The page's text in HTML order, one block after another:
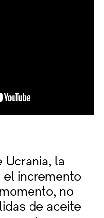
Ucrania, la
el incremento
no
de aceite